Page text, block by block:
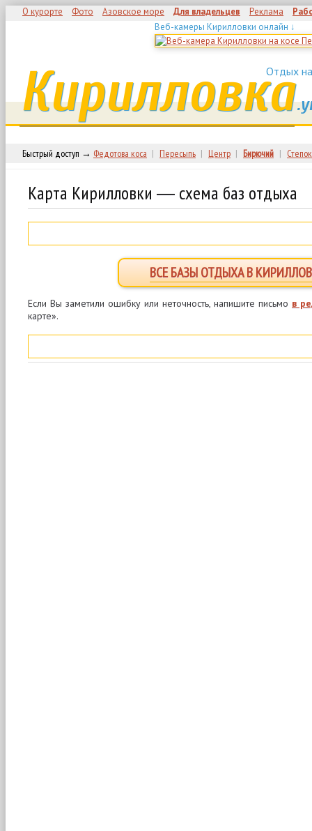
О курорте Фото Азовское море Для владельцев Реклама
Веб-камеры Кирилловки онлайн ↓
Отдых
Кирилловка
Быстрый доступ → Федотова коса | Пересыпь | Центр | Бирючий | Степок
Карта Кирилловки ― схема баз отдыха
ВСЕ БАЗЫ ОТДЫХА В
Если Вы заметили ошибку или неточность, напишите письмо в
карте».